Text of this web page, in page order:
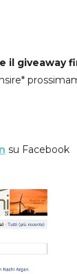
il giveaway
su Facebook